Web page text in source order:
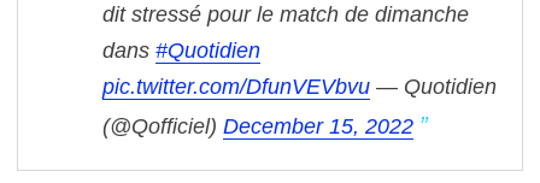
dit stressé pour le match de dimanche
dans #Quotidien
pic.twitter.com/DfunVEVbvu — Quotidien
(@Qofficiel) December 15, 2022